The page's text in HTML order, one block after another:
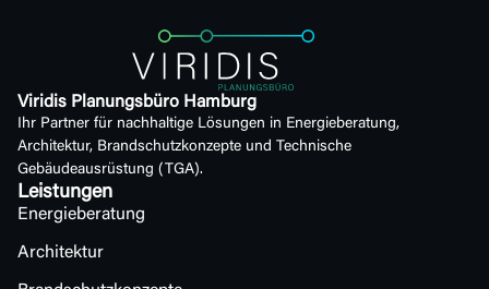
Viridis Planungsbüro Hamburg
Ihr Partner für nachhaltige Lösungen in Energieberatung,
Architektur, Brandschutzkonzepte und Technische
Gebäudeausrüstung (TGA).
Leistungen
Energieberatung
Architektur